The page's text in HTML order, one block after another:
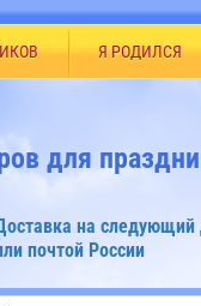
Я РОДИЛСЯ
для
на следующий
почтой России